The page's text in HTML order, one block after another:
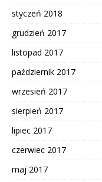
styczeń 2018
grudzień 2017
listopad 2017
październik 2017
wrzesień 2017
sierpień 2017
lipiec 2017
czerwiec 2017
maj 2017